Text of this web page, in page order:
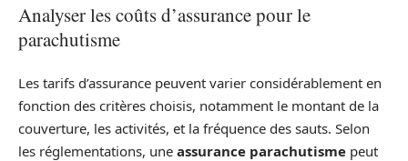
Analyser les coûts d’assurance pour le
parachutisme
Les tarifs d’assurance peuvent varier considérablement en
fonction des critères choisis, notamment le montant de la
couverture, les activités, et la fréquence des sauts. Selon
les réglementations, une assurance parachutisme peut